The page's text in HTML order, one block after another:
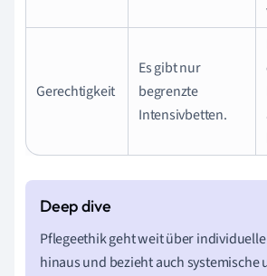
Gerechtigkeit
Es gibt nur
begrenzte
Intensivbetten.
Pflegeethik geht weit über
hinaus und bezieht auch systemische